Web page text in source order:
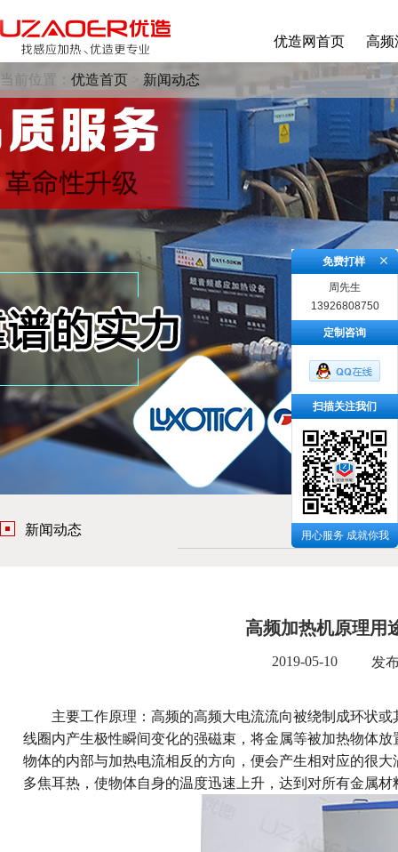
优造网首页 高频
当前位置： 优造首页 > 新闻动态
新闻动态
高频加热机原理用
2019-05-10 发
主要工作原理：高频的高频大电流流向被绕制成环状或
线圈内产生极性瞬间变化的强磁束，将金属等被加热物体
物体的内部与加热电流相反的方向，便会产生相对应的很
多焦耳热，使物体自身的温度迅速上升，达到对所有金属材
免费打样
周先生
13926808750
定制咨询
扫描关注我们
用心服务 成就你我